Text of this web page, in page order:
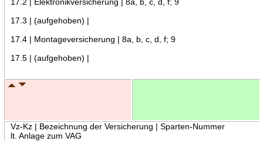
17.3 | (aufgehoben) |
17.4 | Montageversicherung | 8a, b, c, d, f; 9
17.5 | (aufgehoben) |
Vz-Kz | Bezeichnung der Versicherung | Sparten-Nummer
lt. Anlage zum VAG